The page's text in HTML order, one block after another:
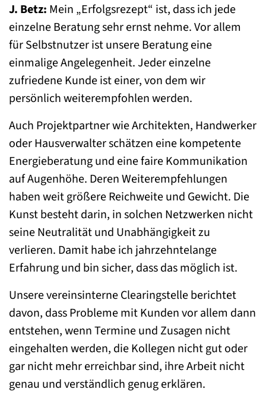
J. Betz: Mein „Erfolgsrezept“ ist, dass ich jede
einzelne Beratung sehr ernst nehme. Vor allem
für Selbstnutzer ist unsere Beratung eine
einmalige Angelegenheit. Jeder einzelne
zufriedene Kunde ist einer, von dem wir
persönlich weiterempfohlen werden.
Auch Projektpartner wie Architekten, Handwerker
oder Hausverwalter schätzen eine kompetente
Energieberatung und eine faire Kommunikation
auf Augenhöhe. Deren Weiterempfehlungen
haben weit größere Reichweite und Gewicht. Die
Kunst besteht darin, in solchen Netzwerken nicht
seine Neutralität und Unabhängigkeit zu
verlieren. Damit habe ich jahrzehntelange
Erfahrung und bin sicher, dass das möglich ist.
Unsere vereinsinterne Clearingstelle berichtet
davon, dass Probleme mit Kunden vor allem dann
entstehen, wenn Termine und Zusagen nicht
eingehalten werden, die Kollegen nicht gut oder
gar nicht mehr erreichbar sind, ihre Arbeit nicht
genau und verständlich genug erklären.